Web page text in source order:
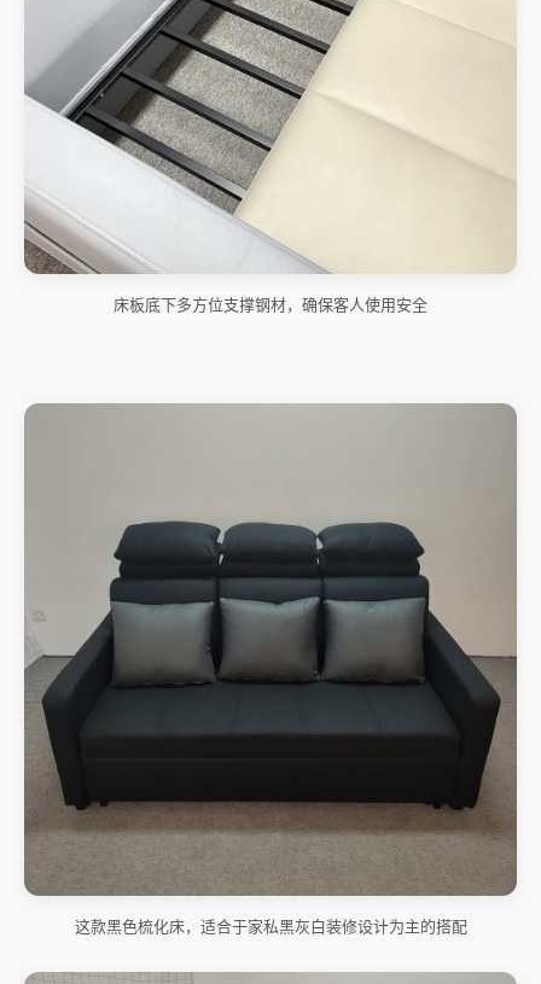
床板底下多方位支撑钢材，确保客人使用安全
这款黑色梳化床，适合于家私黑灰白装修设计为主的搭配